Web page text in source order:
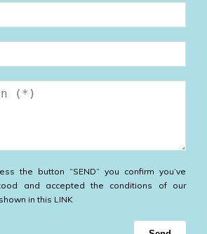
the button “SEND” you confirm you’ve
and accepted the conditions of our
in this LINK